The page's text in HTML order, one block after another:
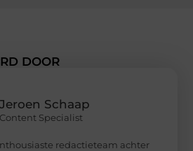
DOOR
Jeroen Schaap
Content Specialist
redactieteam achter